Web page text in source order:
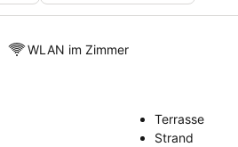
WLAN im Zimmer
Terrasse
Strand